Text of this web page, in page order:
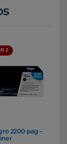
2
2200 pag –